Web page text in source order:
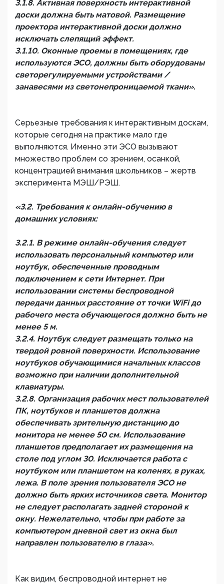
3.1.8. Активная поверхность интерактивной
доски должна быть матовой. Размещение
проектора интерактивной доски должно
исключать слепящий эффект.
3.1.10. Оконные проемы в помещениях, где
используются ЭСО, должны быть оборудованы
светорегулируемыми устройствами /
занавесями из светонепроницаемой ткани».
Серьезные требования к интерактивным доскам,
которые сегодня на практике мало где
выполняются. Именно эти ЭСО вызывают
множество проблем со зрением, осанкой,
концентрацией внимания школьников – жертв
эксперимента МЭШ/РЭШ.
«3.2. Требования к онлайн-обучению в
домашних условиях:
3.2.1. В режиме онлайн-обучения следует
использовать персональный компьютер или
ноутбук, обеспеченные проводным
подключением к сети Интернет. При
использовании системы беспроводной
передачи данных расстояние от точки WiFi до
рабочего места обучающегося должно быть не
менее 5 м.
3.2.4. Ноутбук следует размещать только на
твердой ровной поверхности. Использование
ноутбуков обучающимися начальных классов
возможно при наличии дополнительной
клавиатуры.
3.2.8. Организация рабочих мест пользователей
ПК, ноутбуков и планшетов должна
обеспечивать зрительную дистанцию до
монитора не менее 50 см. Использование
планшетов предполагает их размещения на
столе под углом 30. Исключается работа с
ноутбуком или планшетом на коленях, в руках,
лежа. В поле зрения пользователя ЭСО не
должно быть ярких источников света. Монитор
не следует располагать задней стороной к
окну. Нежелательно, чтобы при работе за
компьютером дневной свет из окна был
направлен пользователю в глаза».
Как видим, беспроводной интернет не